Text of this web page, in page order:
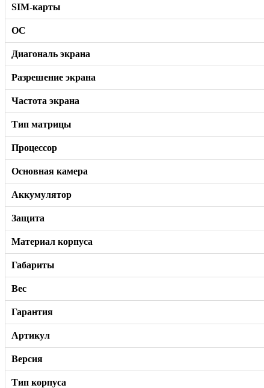
SIM-карты
ОС
Диагональ экрана
Разрешение экрана
Частота экрана
Тип матрицы
Процессор
Основная камера
Аккумулятор
Защита
Материал корпуса
Габариты
Вес
Гарантия
Артикул
Версия
Тип корпуса